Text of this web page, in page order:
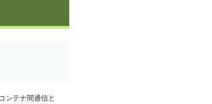
ンテナ間通信と